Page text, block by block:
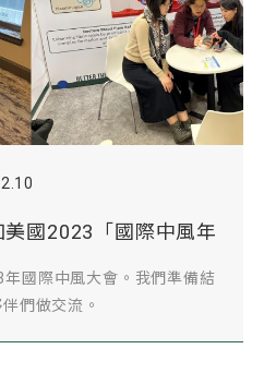
國2023「國際中風年
年國際中風大會。我們準備結
們做交流。